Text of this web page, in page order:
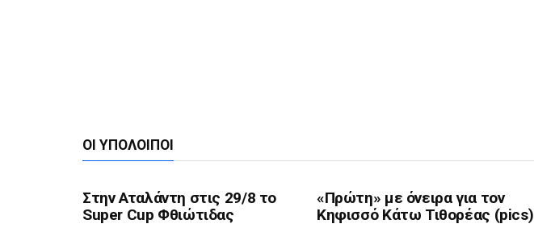
ΟΙ ΥΠΌΛΟΙΠΟΙ
Στην Αταλάντη στις 29/8 το
Super Cup Φθιώτιδας
«Πρώτη» με όνειρα για τον
Κηφισσό Κάτω Τιθορέας (pics)